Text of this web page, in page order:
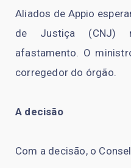
Aliados de Appio
de Justiça (CNJ)
afastamento. O
corregedor do órgão.
A decisão
Com a decisão, o